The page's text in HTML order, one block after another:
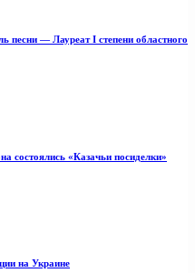
— Лауреат I степени областного
состоялись «Казачьи посиделки»
на Украине